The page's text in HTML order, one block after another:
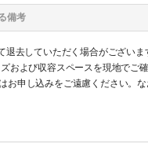
備考
去していただく場合がござい
および収容スペースを現地でご
申し込みをご遠慮ください。